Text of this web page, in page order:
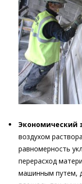
Экономический
воздухом
равномерность
перерасход
машинным путем,